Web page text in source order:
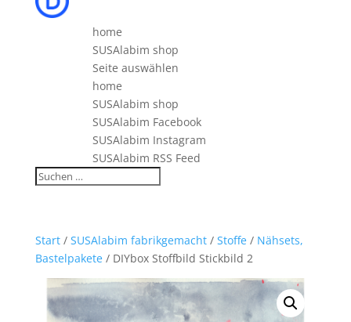
home
SUSAlabim shop
Seite auswählen
home
SUSAlabim shop
SUSAlabim Facebook
SUSAlabim Instagram
SUSAlabim RSS Feed
Start/ SUSAlabim fabrikgemacht/ Stoffe/ Nähsets,
Bastelpakete/ DIYbox Stoffbild Stickbild 2